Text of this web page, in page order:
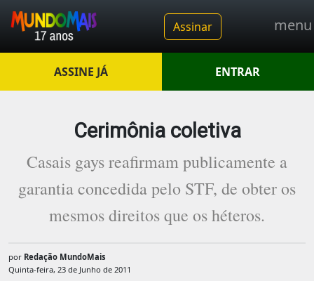
Assinar
ASSINE JÁ ENTRAR
Cerimônia coletiva
Casais gays reafirmam publicamente a
garantia concedida pelo STF, de obter os
mesmos direitos que os héteros.
por Redação MundoMais
Quinta-feira, 23 de Junho de 2011